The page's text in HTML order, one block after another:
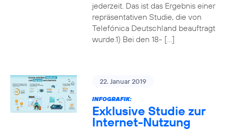
jederzeit. Das ist das Ergebnis einer
repräsentativen Studie, die von
Telefónica Deutschland beauftragt
wurde.1) Bei den 18- […]
22. Januar 2019
INFOGRAFIK:
Exklusive Studie zur
Internet-Nutzung